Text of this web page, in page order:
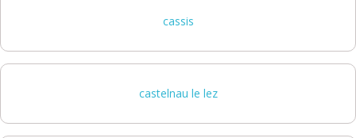
cassis
castelnau le lez